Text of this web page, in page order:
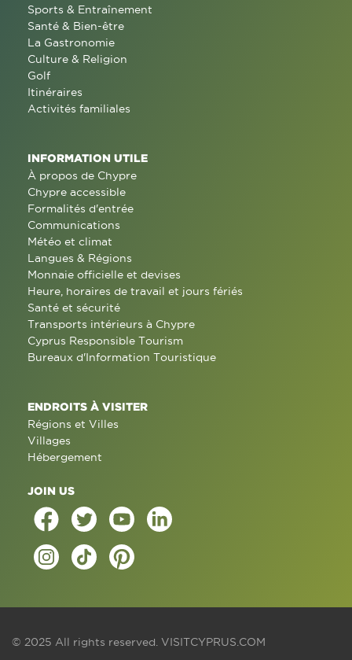
Sports & Entraînement
Santé & Bien-être
La Gastronomie
Culture & Religion
Golf
Itinéraires
Activités familiales
INFORMATION UTILE
À propos de Chypre
Chypre accessible
Formalités d'entrée
Communications
Météo et climat
Langues & Régions
Monnaie officielle et devises
Heure, horaires de travail et jours fériés
Santé et sécurité
Transports intérieurs à Chypre
Cyprus Responsible Tourism
Bureaux d'Information Touristique
ENDROITS À VISITER
Régions et Villes
Villages
Hébergement
JOIN US
© 2025 All rights reserved. VISITCYPRUS.COM